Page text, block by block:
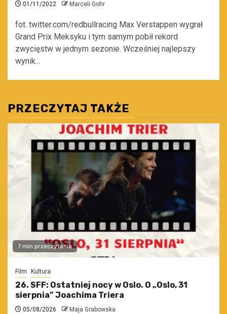
01/11/2022 Marceli Gohr
fot. twitter.com/redbullracing Max Verstappen wygrał
Grand Prix Meksyku i tym samym pobił rekord
zwycięstw w jednym sezonie. Wcześniej najlepszy
wynik...
PRZECZYTAJ TAKŻE
7 min przeczytania
Film Kultura
26. SFF: Ostatniej nocy w Oslo. O „Oslo, 31
sierpnia” Joachima Triera
05/08/2026 Maja Grabowska